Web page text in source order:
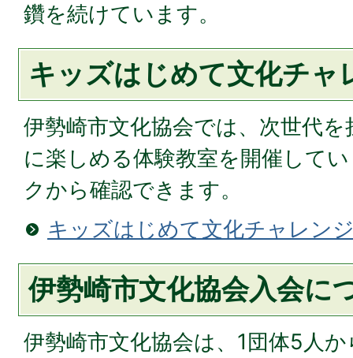
鑽を続けています。
キッズはじめて文化チャ
伊勢崎市文化協会では、次世代
に楽しめる体験教室を開催して
クから確認できます。
キッズはじめて文化チャレン
伊勢崎市文化協会入会に
伊勢崎市文化協会は、1団体5人